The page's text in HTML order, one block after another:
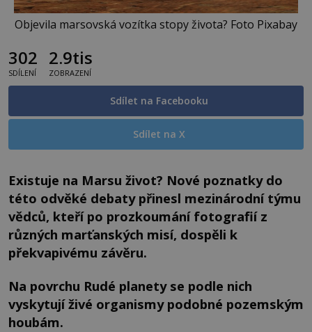
Objevila marsovská vozítka stopy života? Foto Pixabay
302
SDÍLENÍ
2.9tis
ZOBRAZENÍ
Sdílet na Facebooku
Sdílet na X
Existuje na Marsu život? Nové poznatky do
této odvěké debaty přinesl mezinárodní týmu
vědců, kteří po prozkoumání fotografií z
různých marťanských misí, dospěli k
překvapivému závěru.
Na povrchu Rudé planety se podle nich
vyskytují živé organismy podobné pozemským
houbám.